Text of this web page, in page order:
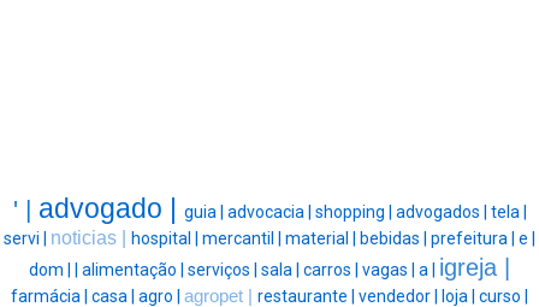
' | advogado | guia | advocacia | shopping | advogados | tela |
servi | noticias | hospital | mercantil | material | bebidas | prefeitura | e |
dom | | alimentação | serviços | sala | carros | vagas | a | igreja |
farmácia | casa | agro | agropet | restaurante | vendedor | loja | curso |